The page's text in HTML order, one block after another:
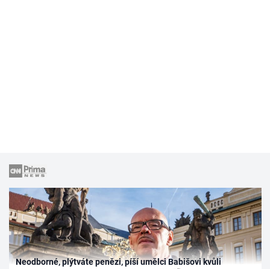
Neodborné, plýtváte penězi, píší umělci Babišovi kvůli